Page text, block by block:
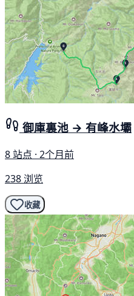
御庫裏池 → 有峰水壩
8 站点 · 2个月前
238 浏览
收藏